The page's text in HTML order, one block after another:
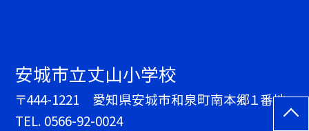
安城市立丈山小学校
〒444-1221 愛知県安城市和泉町南本郷１番地
TEL. 0566-92-0024